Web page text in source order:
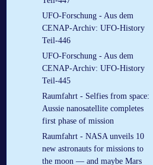
UFO-Forschung - Aus dem
CENAP-Archiv: UFO-History
Teil-446
UFO-Forschung - Aus dem
CENAP-Archiv: UFO-History
Teil-445
Raumfahrt - Selfies from space:
Aussie nanosatellite completes
first phase of mission
Raumfahrt - NASA unveils 10
new astronauts for missions to
the moon — and maybe Mars